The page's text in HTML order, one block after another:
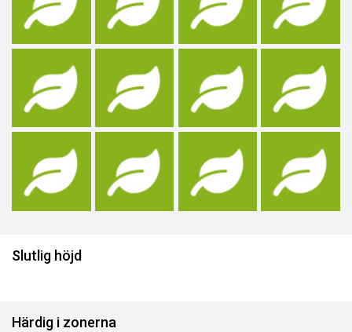
Slutlig höjd
Härdig i zonerna